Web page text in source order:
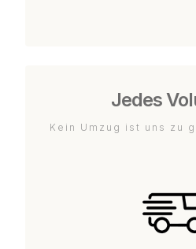
Jedes
Kein Umzug ist uns zu